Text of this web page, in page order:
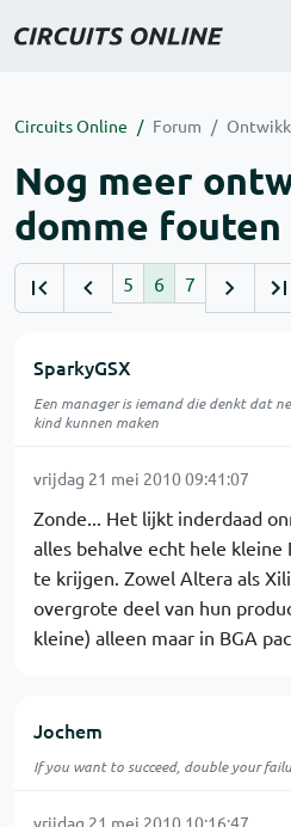
Circuits Online Forum
Nog meer
domme fouten
5 6 7
SparkyGSX
Een manager is iemand die denkt dat
kind kunnen maken
vrijdag 21 mei 2010 09:41:07
Zonde... Het lijkt inderdaad
alles behalve echt hele kleine
te krijgen. Zowel Altera als
overgrote deel van hun
kleine) alleen maar in BGA
Jochem
If you want to succeed, double your
vrijdag 21 mei 2010 10:16:47